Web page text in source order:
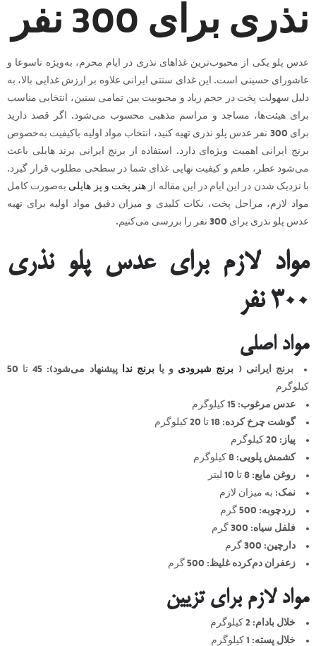
نذری برای 300 نفر
عدس پلو یکی از محبوب‌ترین غذاهای نذری در ایام محرم، به‌ویژه تاسوعا و
عاشورای حسینی است. این غذای سنتی ایرانی علاوه بر ارزش غذایی بالا، به
دلیل سهولت پخت در حجم زیاد و محبوبیت بین تمامی سنین، انتخابی مناسب
برای هیئت‌ها، مساجد و مراسم مذهبی محسوب می‌شود. اگر قصد دارید
برای 300 نفر عدس پلو نذری تهیه کنید، انتخاب مواد اولیه باکیفیت به‌خصوص
برنج ایرانی اهمیت ویژه‌ای دارد. استفاده از برنج ایرانی برند هایلی باعث
می‌شود عطر، طعم و کیفیت نهایی غذای شما در سطحی مطلوب قرار گیرد.
با نزدیک شدن در این ایام در این مقاله از هنر پخت و پز هایلی به‌صورت کامل
مواد لازم، مراحل پخت، نکات کلیدی و میزان دقیق مواد اولیه برای تهیه
عدس پلو نذری برای 300 نفر را بررسی می‌کنیم.
مواد لازم برای عدس پلو نذری
300 نفر
مواد اصلی
برنج ایرانی ( برنج شیرودی و یابرنج ندا پیشنهاد می‌شود):
45 تا 50
کیلوگرم
عدس مرغوب:
گوشت چرخ کرده:
پیاز:
کشمش پلویی:
روغن مایع:
نمک: به میزان لازم
زردچوبه:
فلفل سیاه:
دارچین:
زعفران دم‌کرده غلیظ:
مواد لازم برای تزیین
خلال بادام:
خلال پسته: